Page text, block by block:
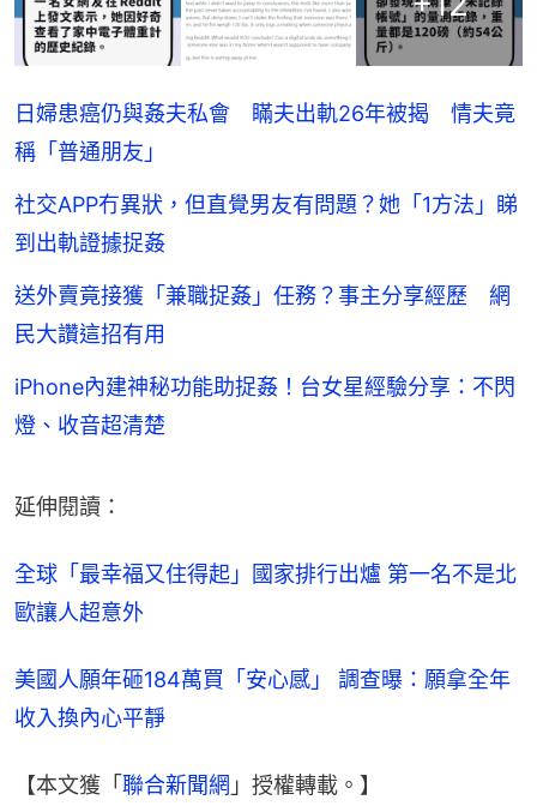
日婦患癌仍與姦夫私會 瞞夫出軌26年被揭 情夫竟
稱「普通朋友」
社交APP冇異狀，但直覺男友有問題？她「1方法」睇
到出軌證據捉姦
送外賣竟接獲「兼職捉姦」任務？事主分享經歷 網
民大讚這招有用
iPhone內建神秘功能助捉姦！台女星經驗分享：不閃
燈、收音超清楚
延伸閱讀：
全球「最幸福又住得起」國家排行出爐 第一名不是北
歐讓人超意外
美國人願年砸184萬買「安心感」 調查曝：願拿全年
收入換內心平靜
【本文獲「 聯合新聞網 」授權轉載。】